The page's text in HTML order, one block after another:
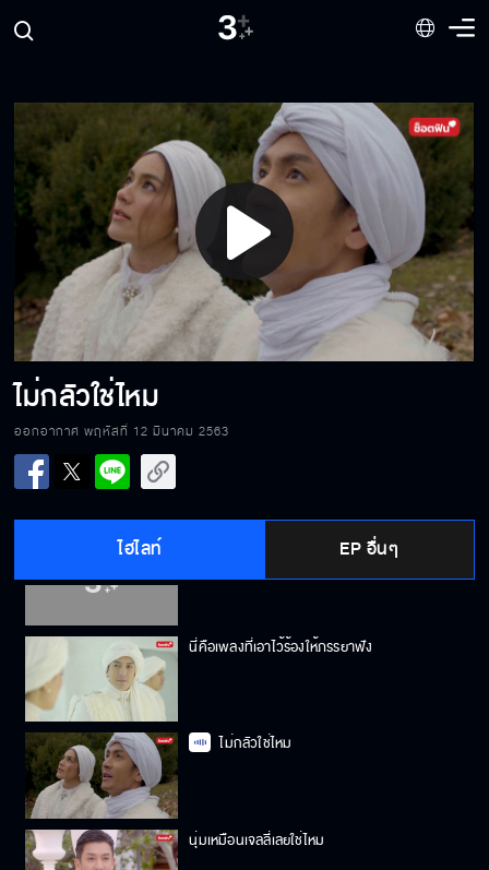
Play
Video
ไม่กลัวใช่ไหม
ออกอากาศ พฤหัสที่ 12 มีนาคม 2563
ไฮไลท์ EP อื่นๆ
ใครกล้าแตะต้องข้าจะลงโทษให้หมด
เวลาอารมณ์เสียให้ดูภาพนี้
อยากรู้ใช่ไหมว่าเอาไว้ทำอะไร
นี่คือเพลงที่เอาไว้ร้องให้ภรรยาฟัง
ไม่กลัวใช่ไหม
นุ่มเหมือนเจลลี่เลยใช่ไหม